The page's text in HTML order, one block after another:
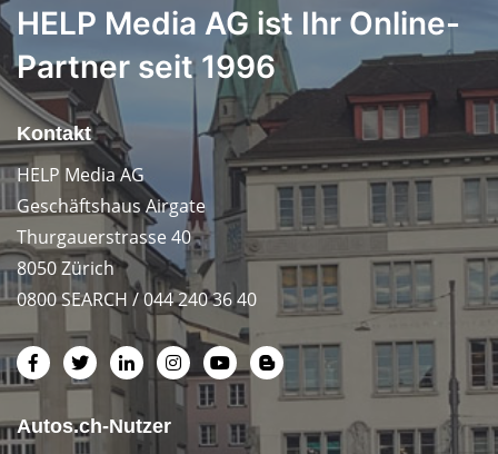
HELP Media AG ist Ihr Online-
Partner seit 1996
Kontakt
HELP Media AG
Geschäftshaus Airgate
Thurgauerstrasse 40
8050 Zürich
0800 SEARCH / 044 240 36 40
Autos.ch-Nutzer